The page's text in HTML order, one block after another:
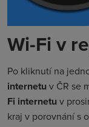
Wi-Fi v
Po kliknutí na
internetuv ČR se
Fi internetuv
kraj v porovnání s